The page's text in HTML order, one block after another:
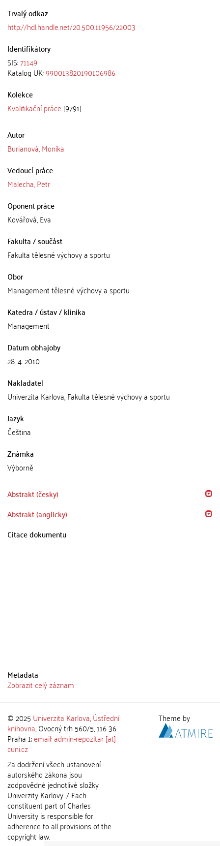
Trvalý odkaz
http://hdl.handle.net/20.500.11956/22003
Identifikátory
SIS:71149
Katalog UK:990013820190106986
Kolekce
Kvalifikační práce [9791]
Autor
Burianová, Monika
Vedoucí práce
Malecha, Petr
Oponent práce
Kovářová, Eva
Fakulta / součást
Fakulta tělesné výchovy a sportu
Obor
Management tělesné výchovy a sportu
Katedra / ústav / klinika
Management
Datum obhajoby
28. 4. 2010
Nakladatel
Univerzita Karlova, Fakulta tělesné výchovy a sportu
Jazyk
Čeština
Známka
Výborně
Abstrakt (česky)
Abstrakt (anglicky)
Citace dokumentu
Metadata
Zobrazit celý záznam
© 2025 Univerzita Karlova,Ústřední
knihovna, Ovocný trh 560/5, 116 36
Praha 1;email: admin-repozitar [at]
cuni.cz
Za dodržení všech ustanovení
autorského zákona jsou
zodpovědné jednotlivé složky
Univerzity Karlovy. / Each
constituent part of Charles
University is responsible for
adherence to all provisions of the
copyright law.
Theme by